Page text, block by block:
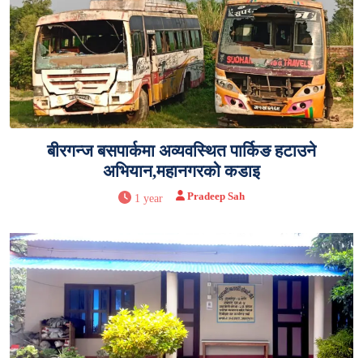
बीरगन्ज बसपार्कमा अव्यवस्थित पार्किङ हटाउने
अभियान,महानगरको कडाइ
1 year Pradeep Sah